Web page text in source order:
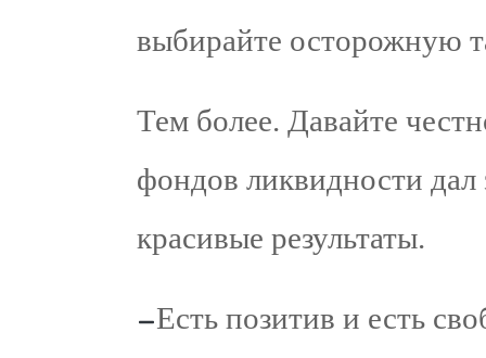
выбирайте осторожную
Тем более. Давайте
фондов ликвидности дал
красивые результаты.
Есть позитив и есть